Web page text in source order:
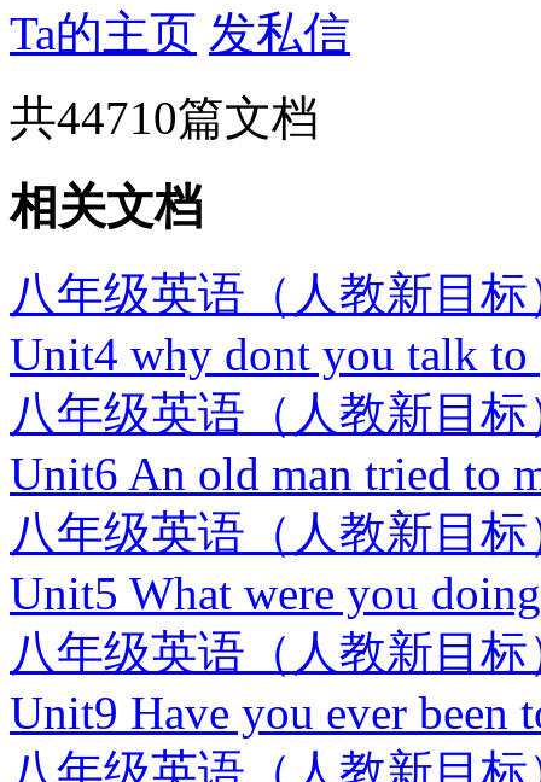
Ta的主页 发私信
共44710篇文档
相关文档
八年级英语（人教新目
Unit4 why dont you talk to
八年级英语（人教新目
Unit6 An old man tried to
八年级英语（人教新目
Unit5 What were you
八年级英语（人教新目
Unit9 Have you ever been